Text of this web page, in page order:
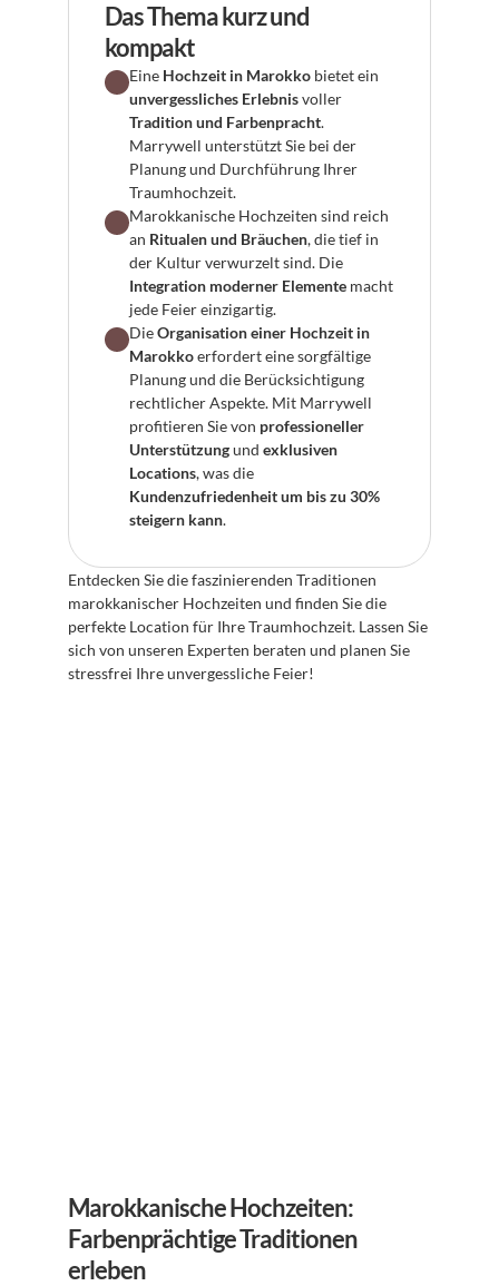
Das Thema kurz und
kompakt
Eine Hochzeit in Marokko
unvergessliches Erlebnis
Tradition und Farbenpracht.
Marrywell unterstützt Sie bei der
Planung und Durchführung Ihrer
Traumhochzeit.
Marokkanische Hochzeiten sind reich
an Ritualen und Bräuchen, die tief in
Integration moderner Elemente macht
jede Feier einzigartig.
Die Organisation einer Hochzeit in
Marokko erfordert eine sorgfältige
Planung und die Berücksichtigung
rechtlicher Aspekte. Mit Marrywell
profitieren Sie von professioneller
Unterstützung und exklusiven
Locations
Kundenzufriedenheit um bis zu 30%
steigern kann.
Entdecken Sie die faszinierenden Traditionen
marokkanischer Hochzeiten und finden Sie die
perfekte Location für Ihre Traumhochzeit. Lassen Sie
sich von unseren Experten beraten und planen Sie
stressfrei Ihre unvergessliche Feier!
Marokkanische Hochzeiten:
Farbenprächtige Traditionen
erleben